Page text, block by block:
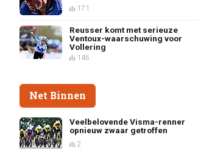
171
Reusser komt met serieuze
Ventoux-waarschuwing voor
Vollering
146
Net Binnen
Veelbelovende Visma-renner
opnieuw zwaar getroffen
2